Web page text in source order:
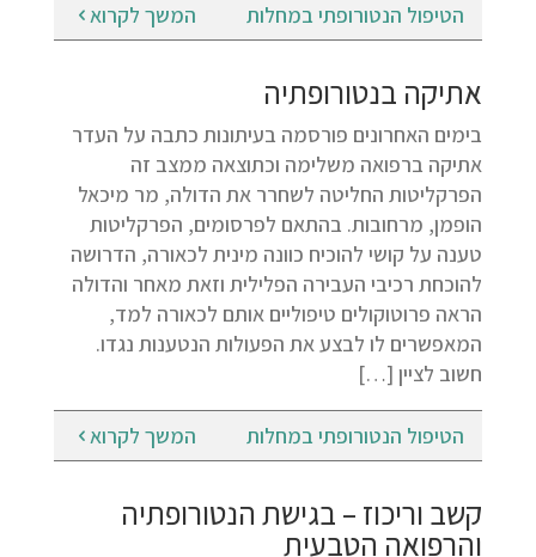
הטיפול הנטורופתי במחלות המשך לקרוא
אתיקה בנטורופתיה
בימים האחרונים פורסמה בעיתונות כתבה על העדר
אתיקה ברפואה משלימה וכתוצאה ממצב זה
הפרקליטות החליטה לשחרר את הדולה, מר מיכאל
הופמן, מרחובות. בהתאם לפרסומים, הפרקליטות
טענה על קושי להוכיח כוונה מינית לכאורה, הדרושה
להוכחת רכיבי העבירה הפלילית וזאת מאחר והדולה
הראה פרוטוקולים טיפוליים אותם לכאורה למד,
המאפשרים לו לבצע את הפעולות הנטענות נגדו.
חשוב לציין […]
הטיפול הנטורופתי במחלות המשך לקרוא
קשב וריכוז – בגישת הנטורופתיה
והרפואה הטבעית